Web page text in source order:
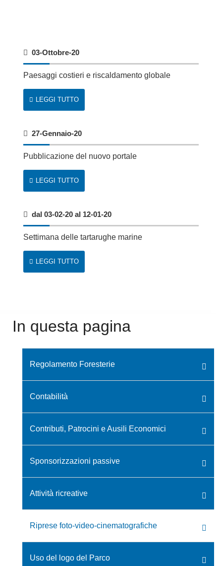
03-Ottobre-20
Paesaggi costieri e riscaldamento globale
LEGGI TUTTO
27-Gennaio-20
Pubblicazione del nuovo portale
LEGGI TUTTO
dal 03-02-20 al 12-01-20
Settimana delle tartarughe marine
LEGGI TUTTO
In questa pagina
Regolamento Foresterie
Contabilità
Contributi, Patrocini e Ausili Economici
Sponsorizzazioni passive
Attività ricreative
Riprese foto-video-cinematografiche
Uso del logo del Parco